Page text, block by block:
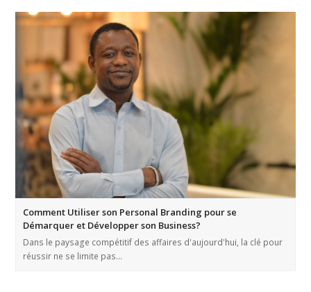
Comment Utiliser son Personal Branding pour se
Démarquer et Développer son Business?
Dans le paysage compétitif des affaires d'aujourd'hui, la clé pour
réussir ne se limite pas…